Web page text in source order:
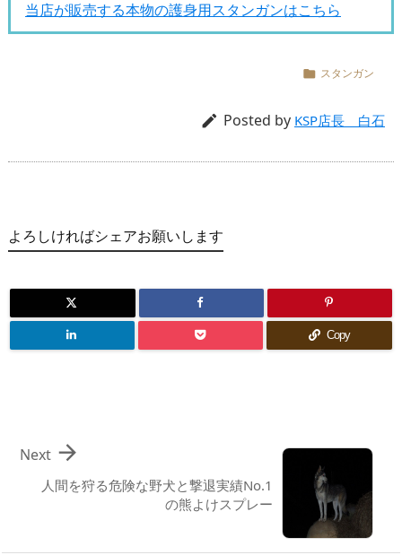
当店が販売する本物の護身用スタンガンはこちら
 スタンガン
 Posted by KSP店長 白石
よろしければシェアお願いします
Copy
人間を狩る危険な野犬と撃退実績No.1
の熊よけスプレー

Next